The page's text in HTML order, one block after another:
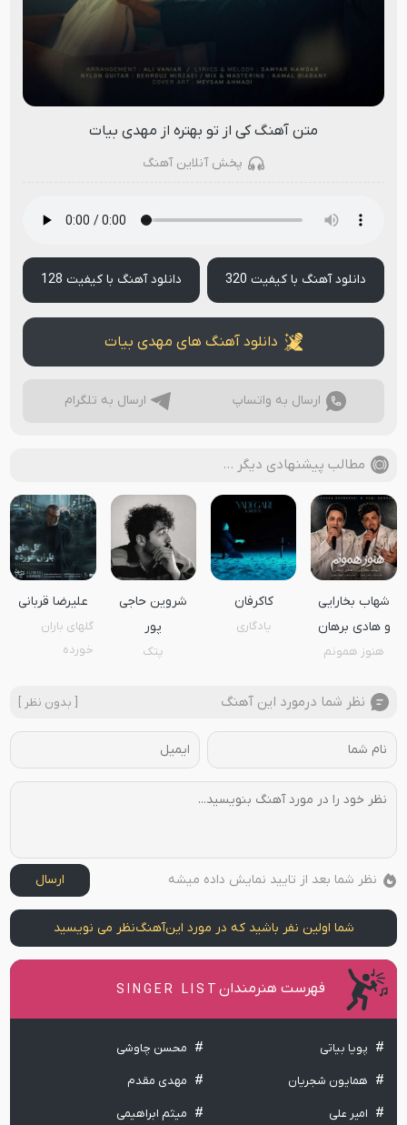
متن آهنگ کی از تو بهتره از مهدی بیات
پخش آنلاین آهنگ
دانلود آهنگ با کیفیت 320 دانلود آهنگ با کیفیت 128
دانلود آهنگ های مهدی بیات
ارسال به واتساپ ارسال به تلگرام
مطالب پیشنهادی دیگر …
شهاب بخارایی
و هادی برهان
هنوز همونم
کاکرفان
یادگاری
شروین حاجی
پور
پتک
علیرضا قربانی
گلهای باران
خورده
نظر شما درمورد این آهنگ [ بدون نظر ]
نظر شما بعد از تایید نمایش داده میشه ارسال
شما اولین نفر باشید که در مورد اینآهنگنظر می نویسید
فهرست هنرمندان SINGER LIST
پویا بیاتی محسن چاوشی
همایون شجریان مهدی مقدم
امیر علی میثم ابراهیمی